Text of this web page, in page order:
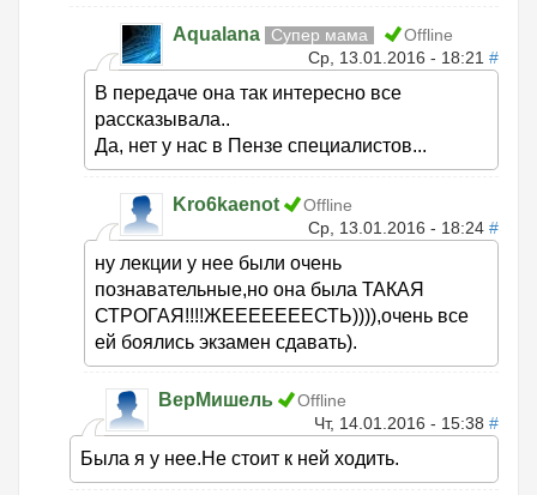
Aqualana Супер мама
Offline
Ср, 13.01.2016 - 18:21 #
В передаче она так интересно все
рассказывала..
Да, нет у нас в Пензе специалистов...
Kro6kaenot
Offline
Ср, 13.01.2016 - 18:24 #
ну лекции у нее были очень
познавательные,но она была ТАКАЯ
СТРОГАЯ!!!!ЖЕЕЕЕЕЕЕСТЬ)))),очень все
ей боялись экзамен сдавать).
ВерМишель
Offline
Чт, 14.01.2016 - 15:38 #
Была я у нее.Не стоит к ней ходить.